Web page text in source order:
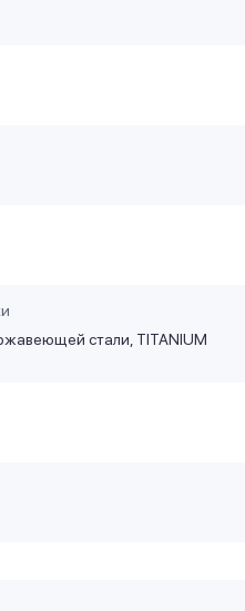
стали, TITANIUM